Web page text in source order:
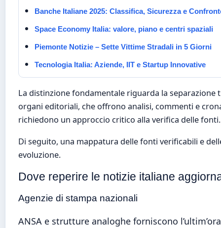
Banche Italiane 2025: Classifica, Sicurezza e
Space Economy Italia: valore, piano e centri spaziali
Piemonte Notizie – Sette Vittime Stradali in 5 Giorni
Tecnologia Italia: Aziende, IIT e Startup Innovative
La distinzione fondamentale riguarda la
organi editoriali, che offrono analisi, commenti e
richiedono un approccio critico alla verifica delle fonti.
Di seguito, una mappatura delle fonti verificabili e
evoluzione.
Dove reperire le notizie italiane
Agenzie di stampa nazionali
ANSA e strutture analoghe forniscono